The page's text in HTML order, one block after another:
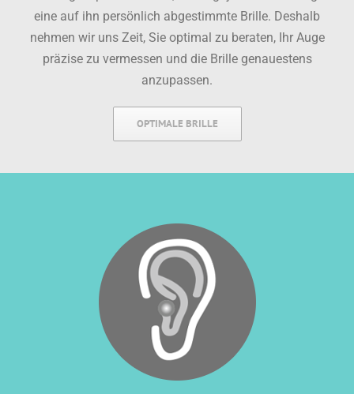
eine auf ihn persönlich abgestimmte Brille. Deshalb
nehmen wir uns Zeit, Sie optimal zu beraten, Ihr Auge
präzise zu vermessen und die Brille genauestens
anzupassen.
OPTIMALE BRILLE